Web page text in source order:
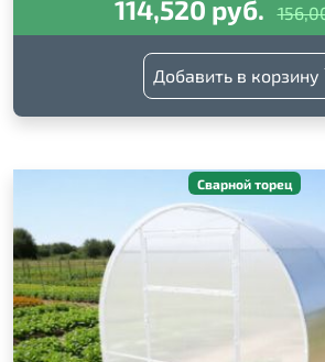
114,520 руб.
Добавить в корзину
Сварной торец